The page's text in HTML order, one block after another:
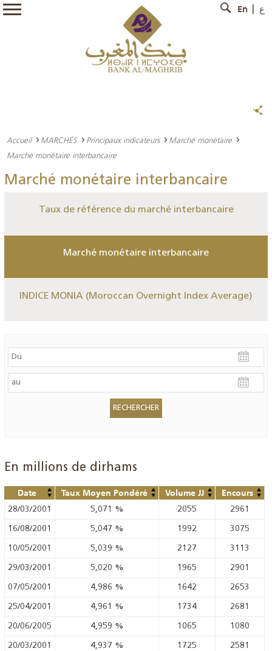
En ع
Accueil MARCHÉS Principaux indicateurs
Marché monétaire
Marché monétaire interbancaire
Marché monétaire interbancaire
Taux de référence du marché interbancaire
Marché monétaire interbancaire
INDICE MONIA (Moroccan Overnight Index Average)
En millions de dirhams
Date Taux Moyen Pondéré Volume JJ Encours
28/03/2001 5,071 % 2055 2961
16/08/2001 5,047 % 1992 3075
10/05/2001 5,039 % 2127 3113
29/03/2001 5,020 % 1965 2901
07/05/2001 4,986 % 1642 2653
25/04/2001 4,961 % 1734 2681
20/06/2005 4,959 % 1065 1080
20/03/2001 4,937 % 1725 2581